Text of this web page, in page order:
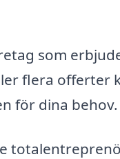
som
flera offerter
för dina behov.